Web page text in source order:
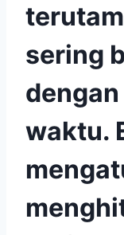
sering
waktu.